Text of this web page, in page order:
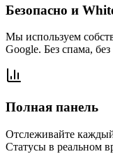
Безопасно и
Мы используем
Google. Без спама,
Полная панель
Отслеживайте
Статусы в реальном